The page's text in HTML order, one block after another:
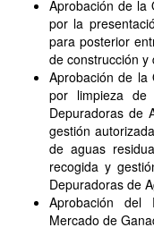
Aprobación de la
por la
para posterior
de construcción y
Aprobación de la
por limpieza de
Depuradoras de
gestión
de aguas
recogida y
Depuradoras de
Aprobación del
Mercado de